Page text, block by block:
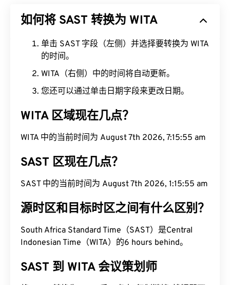
如何将 SAST 转换为 WITA
单击 SAST 字段（左侧）并选择要转换为 WITA
的时间。
WITA（右侧）中的时间将自动更新。
您还可以通过单击日期字段来更改日期。
WITA 区域现在几点？
WITA 中的当前时间为 August 7th 2026, 7:15:56 am
SAST 区现在几点？
SAST 中的当前时间为 August 7th 2026, 1:15:56 am
源时区和目标时区之间有什么区别？
South Africa Standard Time（SAST）是Central
Indonesian Time（WITA）的6 hours behind。
SAST 到 WITA 会议策划师